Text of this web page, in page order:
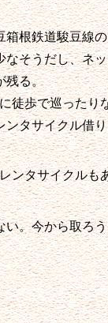
箱根鉄道駿豆線の
そうだし、ネ
残る。
徒歩で巡ったり
タサイクル借
ンタサイクルも
。今から取ろ